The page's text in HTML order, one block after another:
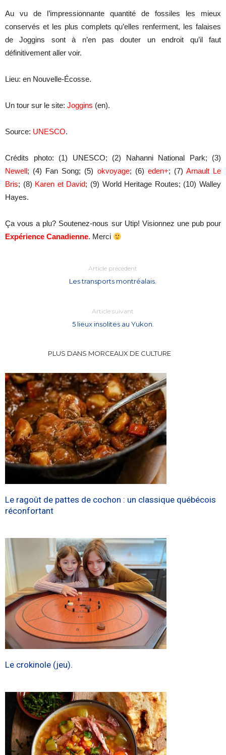
Au vu de l’impressionnante quantité de fossiles les mieux
conservés et les plus complets qu’elles renferment, les falaises
de Joggins sont à n’en pas douter un endroit qu’il faut
définitivement aller voir.
Lieu: en Nouvelle-Écosse.
Un tour sur le site: Joggins (en).
Source: UNESCO.
Crédits photo: (1) UNESCO; (2) Nahanni National Park; (3)
Newell; (4) Fan Song; (5) okvoyage; (6) eden+; (7) Arnault Le
Bris; (8) Karen et David; (9) World Heritage Routes; (10) Walley
Hayes.
Ça vous a plu? Soutenez-nous sur Utip! Visionnez une pub pour
Expérience Canadienne. Merci
Article précédent
Les transports montréalais.
Article suivant
5 lieux insolites au Yukon.
PLUS DANS MORCEAUX DE CULTURE
Le ragoût de pattes de cochon : un classique québécois
réconfortant
Le crokinole (jeu).